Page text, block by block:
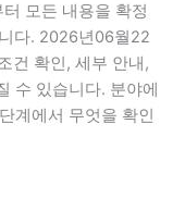
모든 내용을 확정
다. 2026년06월22
건 확인, 세부 안내,
수 있습니다. 분야에
계에서 무엇을 확인